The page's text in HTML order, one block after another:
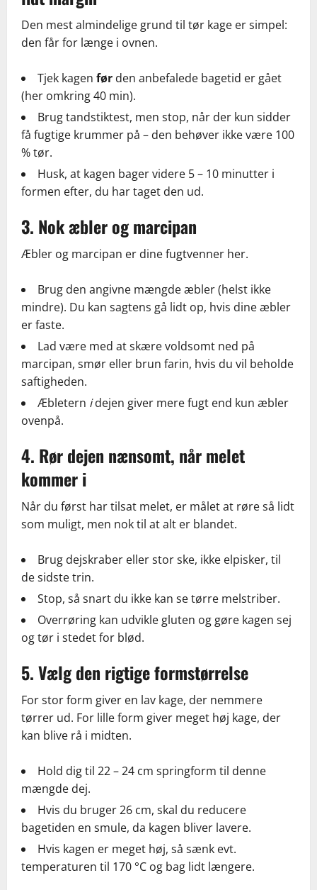
Den mest almindelige grund til tør kage er simpel:
den får for længe i ovnen.
Tjek kagen før den anbefalede bagetid er gået
(her omkring 40 min).
Brug tandstiktest, men stop, når der kun sidder
få fugtige krummer på – den behøver ikke være 100
% tør.
Husk, at kagen bager videre 5 – 10 minutter i
formen efter, du har taget den ud.
3. Nok æbler og marcipan
Æbler og marcipan er dine fugtvenner her.
Brug den angivne mængde æbler (helst ikke
mindre). Du kan sagtens gå lidt op, hvis dine æbler
er faste.
Lad være med at skære voldsomt ned på
marcipan, smør eller brun farin, hvis du vil beholde
saftigheden.
Æbletern idejen giver mere fugt end kun æbler
ovenpå.
4. Rør dejen nænsomt, når melet
kommer i
Når du først har tilsat melet, er målet at røre så lidt
som muligt, men nok til at alt er blandet.
Brug dejskraber eller stor ske, ikke elpisker, til
de sidste trin.
Stop, så snart du ikke kan se tørre melstriber.
Overrøring kan udvikle gluten og gøre kagen sej
og tør i stedet for blød.
5. Vælg den rigtige formstørrelse
For stor form giver en lav kage, der nemmere
tørrer ud. For lille form giver meget høj kage, der
kan blive rå i midten.
Hold dig til 22 – 24 cm springform til denne
mængde dej.
Hvis du bruger 26 cm, skal du reducere
bagetiden en smule, da kagen bliver lavere.
Hvis kagen er meget høj, så sænk evt.
temperaturen til 170 °C og bag lidt længere.